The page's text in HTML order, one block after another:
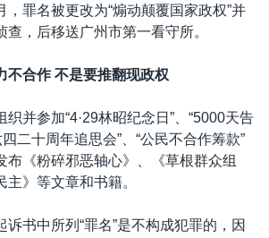
，罪名被更改为“煽动颠覆国家政权”并
，后移送广州市第一看守所。
不合作不是要推翻现政权
并参加“4·29林昭纪念日”、“5000天告
二十周年追思会”、“公民不合作筹款”
布《粉碎邪恶轴心》、《草根群众组
》等文章和书籍。
书中所列“罪名”是不构成犯罪的，因